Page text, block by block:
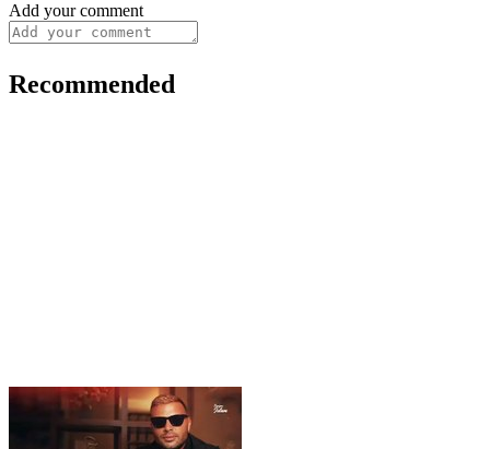
Add your comment
Recommended